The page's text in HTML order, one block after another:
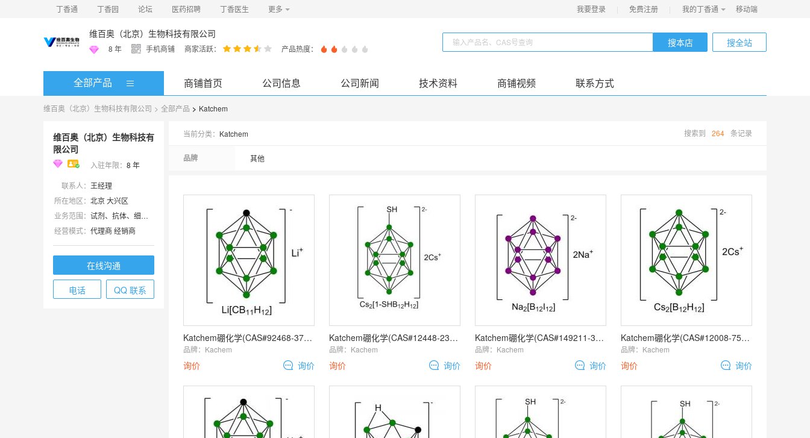
丁香通 丁香园 论坛 医药招聘 丁香医生 更多 我要登录 免费注册 我的丁香通 移动端
维百奥（北京）生物科技有限公司
8 年 手机商铺 商家活跃： 产品热度：
搜本店 搜全站
全部产品 商铺首页 公司信息 公司新闻 技术资料 商铺视频 联系方式
维百奥（北京）生物科技有限公司 > 全部产品 > Katchem
维百奥（北京）生物科技有
限公司
入驻年限： 8 年
联系人： 王经理
所在地区： 北京 大兴区
业务范围：
试剂、抗体、细胞库 / 细胞培养、技术服务、ELISA 试剂盒、耗材、实验室仪器 / 设备
经营模式： 代理商 经销商
在线沟通
电话 QQ 联系
当前分类： Katchem 搜索到 264 条记录
品牌 其他
Katchem硼化学(CAS#92468-37-6 anhyd., CAT#648)Lithium
品牌： Kachem
询价 询价
Katchem硼化学(CAS#12448-23-6, CAT#266)Cesium
品牌： Kachem
询价 询价
Katchem硼化学(CAS#149211-37-0, CAT#550)Sodium
品牌： Kachem
询价 询价
Katchem硼化学(CAS#12008-75-2, CAT#316)Cesium
品牌： Kachem
询价 询价